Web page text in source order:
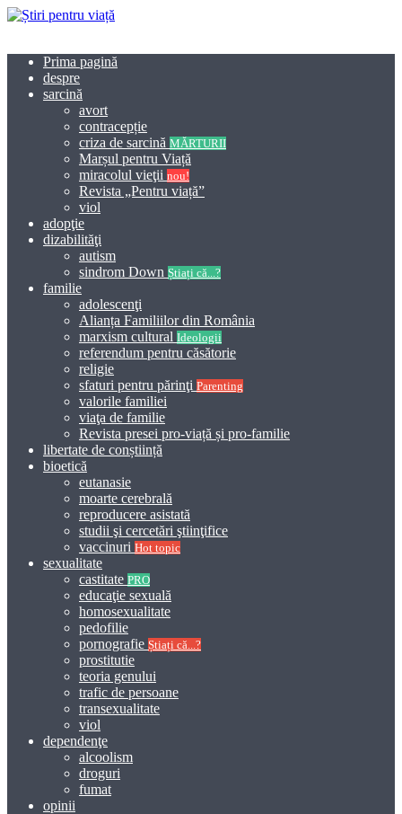
Prima pagină
despre
sarcină
avort
contracepție
criza de sarcină MĂRTURII
Marșul pentru Viață
miracolul vieţii nou!
Revista „Pentru viață”
viol
adopţie
dizabilităţi
autism
sindrom Down Știați că...?
familie
adolescenţi
Alianța Familiilor din România
marxism cultural Ideologii
referendum pentru căsătorie
religie
sfaturi pentru părinţi Parenting
valorile familiei
viaţa de familie
Revista presei pro-viață și pro-familie
libertate de conștiință
bioetică
eutanasie
moarte cerebrală
reproducere asistată
studii şi cercetări ştiinţifice
vaccinuri Hot topic
sexualitate
castitate PRO
educaţie sexuală
homosexualitate
pedofilie
pornografie Știați că...?
prostitutie
teoria genului
trafic de persoane
transexualitate
viol
dependenţe
alcoolism
droguri
fumat
opinii